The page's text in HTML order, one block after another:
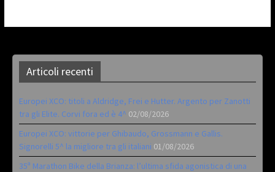
Articoli recenti
Europei XCO: titoli a Aldridge, Frei e Hutter. Argento per Zanotti
tra gli Elite. Corvi fora ed è 4^ 02/08/2026
Europei XCO: vittorie per Ghibaudo, Grossmann e Gallis.
Signorelli 5^ la migliore tra gli italiani 01/08/2026
35ª Marathon Bike della Brianza: l’ultima sfida agonistica di una